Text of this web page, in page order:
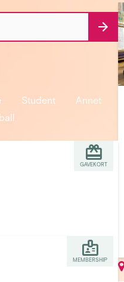
Student
Annet
GAVEKORT
MEMBERSHIP